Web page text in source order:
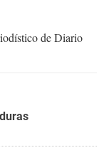
de Diario